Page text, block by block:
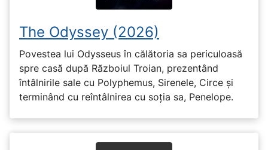
The Odyssey (2026)
Povestea lui Odysseus în călătoria sa periculoasă
spre casă după Războiul Troian, prezentând
întâlnirile sale cu Polyphemus, Sirenele, Circe și
terminând cu reîntâlnirea cu soția sa, Penelope.